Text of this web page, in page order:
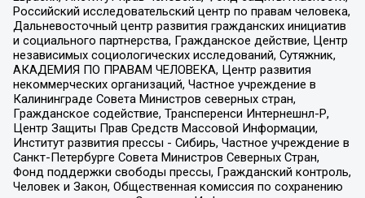
Российский исследовательский центр по правам человека,
Дальневосточный центр развития гражданских инициатив
и социального партнерства, Гражданское действие, Центр
независимых социологических исследований, Сутяжник,
АКАДЕМИЯ ПО ПРАВАМ ЧЕЛОВЕКА, Центр развития
некоммерческих организаций, Частное учреждение в
Калининграде Совета Министров северных стран,
Гражданское содействие, Трансперенси Интернешнл-Р,
Центр Защиты Прав Средств Массовой Информации,
Институт развития прессы - Сибирь, Частное учреждение в
Санкт-Петербурге Совета Министров Северных Стран,
Фонд поддержки свободы прессы, Гражданский контроль,
Человек и Закон, Общественная комиссия по сохранению